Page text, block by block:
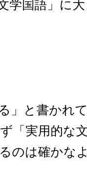
学国語」に
」と書かれ
「実用的な
のは確かな